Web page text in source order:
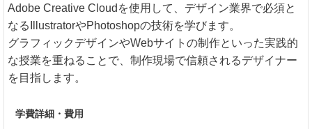
Adobe Creative Cloudを使用して、デザイン業界で必須と
なるIllustratorやPhotoshopの技術を学びます。
グラフィックデザインやWebサイトの制作といった実践的
な授業を重ねることで、制作現場で信頼されるデザイナー
を目指します。
学費詳細・費用